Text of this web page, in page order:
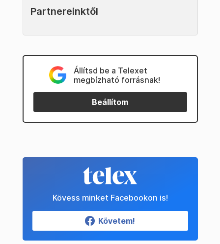
Partnereinktől
Állítsd be a Telexet
megbízható forrásnak!
Beállítom
Kövess minket Facebookon is!
Követem!